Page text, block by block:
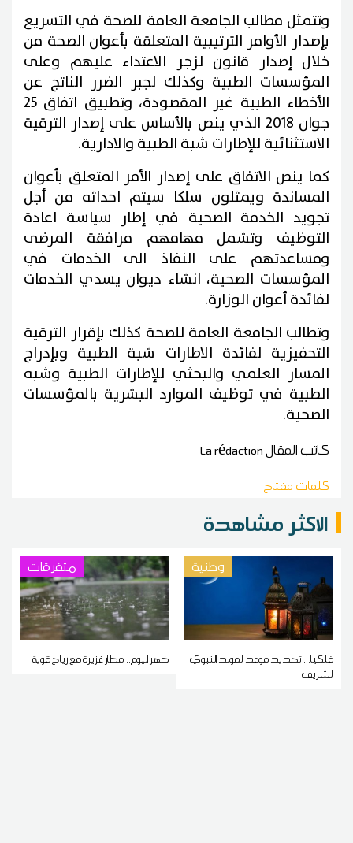
وتتمثل مطالب الجامعة العامة للصحة في التسريع
بإصدار الأوامر الترتيبية المتعلقة بأعوان الصحة من
خلال إصدار قانون لزجر الاعتداء عليهم وعلى
المؤسسات الطبية وكذلك لجبر الضرر الناتج عن
الأخطاء الطبية غير المقصودة، وتطبيق اتفاق 25
جوان 2018 الذي ينص بالأساس على إصدار الترقية
الاستثنائية للإطارات شبة الطبية والادارية.
كما ينص الاتفاق على إصدار الأمر المتعلق بأعوان
المساندة ويمثلون سلكا سيتم احداثه من أجل
تجويد الخدمة الصحية في إطار سياسة اعادة
التوظيف وتشمل مهامهم مرافقة المرضى
ومساعدتهم على النفاذ الى الخدمات في
المؤسسات الصحية، انشاء ديوان يسدي الخدمات
لفائدة أعوان الوزارة.
وتطالب الجامعة العامة للصحة كذلك بإقرار الترقية
التحفيزية لفائدة الاطارات شبة الطبية وبإدراج
المسار العلمي والبحثي للإطارات الطبية وشبه
الطبية في توظيف الموارد البشرية بالمؤسسات
الصحية.
كاتب المقالLa rédaction
كلمات مفتاح
الاكثر مشاهدة
وطنية
فلكيا... تحديد موعد المولد النبوي
الشريف
متفرقات
ظهر اليوم.. أمطار غزيرة مع رياح قوية